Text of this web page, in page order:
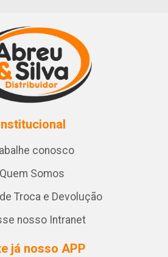
conosco
Quem Somos
Troca e Devolução
nosso Intranet
já nosso APP